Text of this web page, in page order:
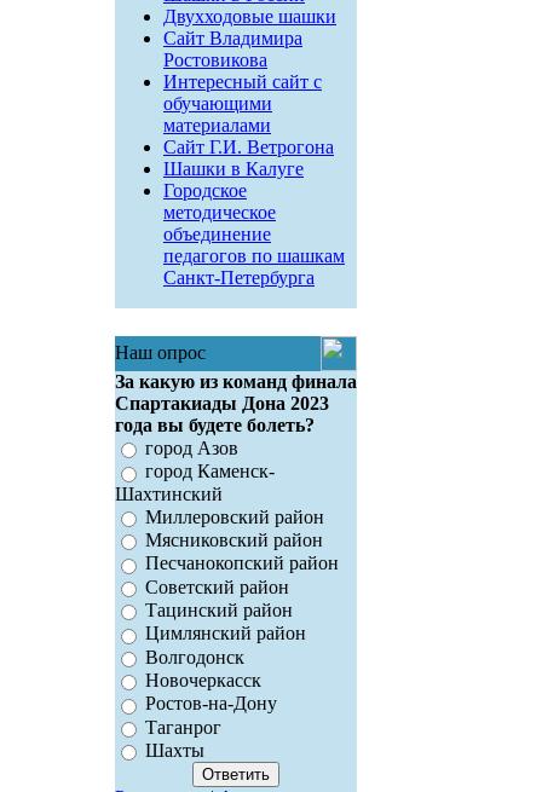
Двухходовые шашки
Сайт Владимира
Ростовикова
Интересный сайт с
обучающими
материалами
Сайт Г.И. Ветрогона
Шашки в Калуге
Городское
методическое
объединение
педагогов по шашкам
Санкт-Петербурга
Наш опрос
За какую из команд финала
Спартакиады Дона 2023
года вы будете болеть?
город Азов
город Каменск-
Шахтинский
Миллеровский район
Мясниковский район
Песчанокопский район
Советский район
Тацинский район
Цимлянский район
Волгодонск
Новочеркасск
Ростов-на-Дону
Таганрог
Шахты